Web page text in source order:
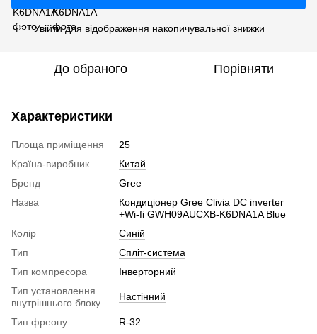
% Увійтидля відображення накопичувальної знижки
До обраного Порівняти
Характеристики
Площа приміщення
25
Країна-виробник
Китай
Бренд
Gree
Назва
Кондиціонер Gree Clivia DC inverter
+Wi-fi GWH09AUCXB-K6DNA1A Blue
Колір
Синій
Тип
Спліт-система
Тип компресора
Інверторний
Тип установлення
внутрішнього блоку
Настінний
Тип фреону
R-32